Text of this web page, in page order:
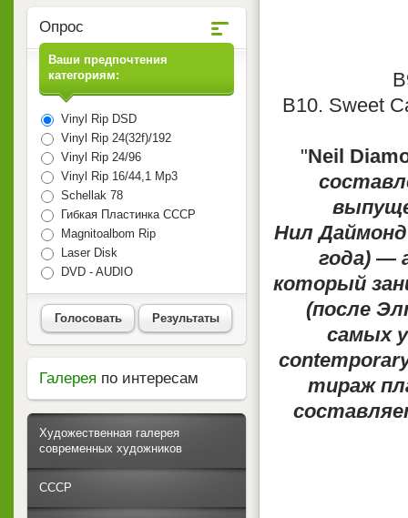
B10. Sweet
"Neil
Нил Даймонд
года) —
который
(после
самых
тираж
Опрос
Ваши предпочтения
категориям:
Vinyl Rip DSD
Vinyl Rip 24(32f)/192
Vinyl Rip 24/96
Vinyl Rip 16/44,1 Mp3
Schellak 78
Гибкая Пластинка СССР
Magnitoalbom Rip
Laser Disk
DVD - AUDIO
Голосовать Результаты
Галерея по интересам
Художественная галерея
современных художников
СССР